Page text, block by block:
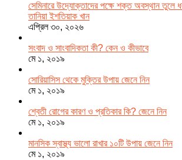
সেমিনারে উদ্যোক্তাদের পক্ষে শক্ত অবস্থান তুলে
তানিয়া ইশতিয়াক খান
এপ্রিল ৩০, ২০২৬
সংবাদ ও সাংবাদিকতা কী? কেন ও কীভাবে
মে ১, ২০১৯
সোরিয়াসিস থেকে মুক্তির উপায় জেনে নিন
মে ১, ২০১৯
শ্বেতী রোগের কারণ ও প্রতিকার কি? জেনে নিন
মে ১, ২০১৯
মানসিক স্বাস্থ্য ভালো রাখার ১০টি উপায় জেনে নিন
মে ১, ২০১৯